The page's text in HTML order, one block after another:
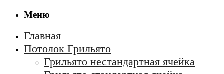
Меню
Главная
Потолок Грильято
Грильято нестандартная ячейка